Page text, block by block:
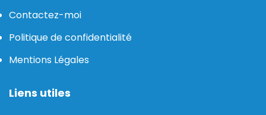
Contactez-moi
Politique de confidentialité
Mentions Légales
Liens utiles